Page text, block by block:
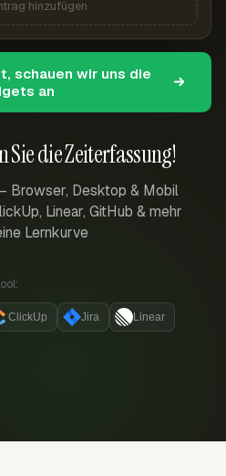
Sie die Zeiterfassung!
Browser, Desktop & Mobil
Linear, GitHub & mehr
Lernkurve
ClickUp Jira Linear
hinzufügen
schauen wir uns die
an